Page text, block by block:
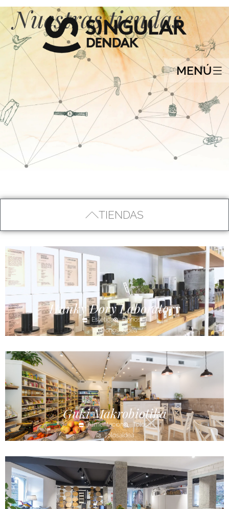
MENÚ
Nuestras tiendas
TIENDAS
Hunky Dory Laboratory
Estética
Donostia
Donostialdea
Guki Makrobiotika
Alimentación
Tolosa
Tolosaldea